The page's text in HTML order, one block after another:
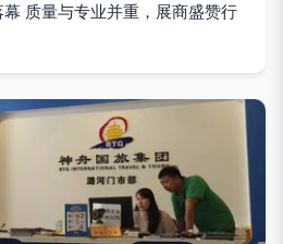
质量与专业并重，展商盛赞行